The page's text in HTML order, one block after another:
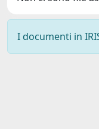
I documenti in